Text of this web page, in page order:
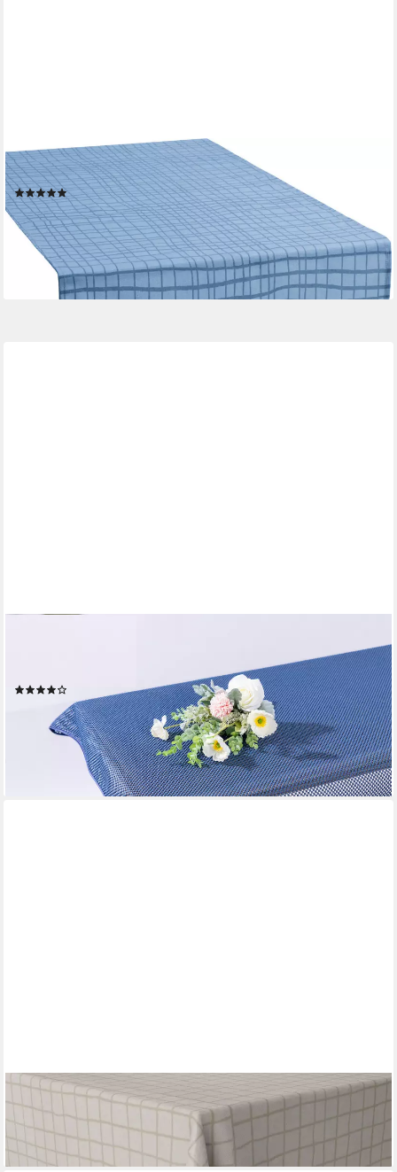
REDBEST
Tischdecke Tischläufer "Pasadena", abwaschbar Uni/Karo
(1)
ab 14,99 € 23,99 €
-38%
lieferbar - in 2-3 Werktagen bei dir
+2
Tischdecke Gartentischdecke Karo Schaum PVC Weichschaum
ab 12,09 € UVP13,95 €
lieferbar - in 3-4 Werktagen bei dir
+2
SCHÖNER LEBEN.
Tischdecke Karo Gitter wollweiß beige div. Größen, handmade
ab 26,95 €
lieferbar - in 5-6 Werktagen bei dir